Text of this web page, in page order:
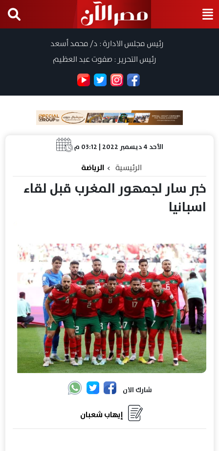
رئيس مجلس الادارة : د/ محمد أسعد
رئيس التحرير : صفوت عبد العظيم
الأحد 4 ديسمبر 2022 | 03:12 م
الرئيسية الرياضة
خبر سار لجمهور المغرب قبل لقاء
اسبانيا
شارك الان
إيهاب شعبان